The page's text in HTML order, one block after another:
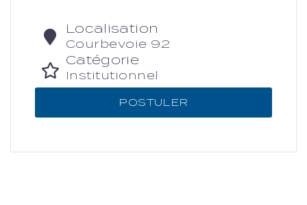
Localisation
Courbevoie 92
Catégorie
Institutionnel
POSTULER